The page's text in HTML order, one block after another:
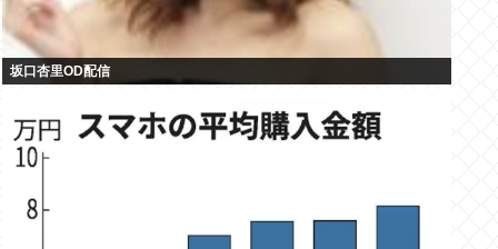
坂口杏里OD配信